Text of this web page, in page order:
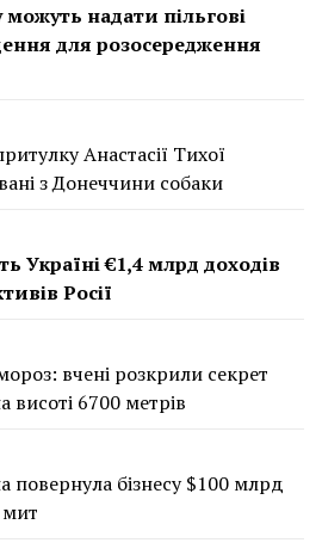
надати пільгові
для розосередження
Анастасії Тихої
з Донеччини собаки
Україні €1,4 млрд доходів
Росії
вчені розкрили секрет
висоті 6700 метрів
повернула бізнесу $100 млрд
мит